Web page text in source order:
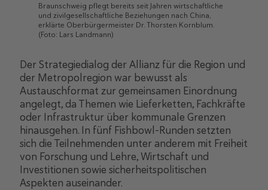
Braunschweig pflegt bereits seit Jahren wirtschaftliche
und zivilgesellschaftliche Beziehungen nach China,
erklärte Oberbürgermeister Dr. Thorsten Kornblum.
(Foto: Lars Landmann)
Der Strategiedialog der Allianz für die Region und
der Metropolregion war bewusst als
Austauschformat zur gemeinsamen Einordnung
angelegt, da Themen wie Lieferketten, Fachkräfte
oder Infrastruktur über kommunale Grenzen
hinausgehen. In fünf Fishbowl-Runden setzten
sich die Teilnehmenden unter anderem mit Freiheit
von Forschung und Lehre, Wirtschaft und
Investitionen sowie sicherheitspolitischen
Aspekten auseinander.